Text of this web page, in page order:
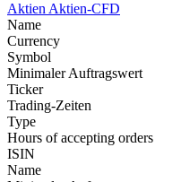
Aktien Aktien-CFD
Name
Currency
Symbol
Minimaler Auftragswert
Ticker
Trading-Zeiten
Type
Hours of accepting orders
ISIN
Name